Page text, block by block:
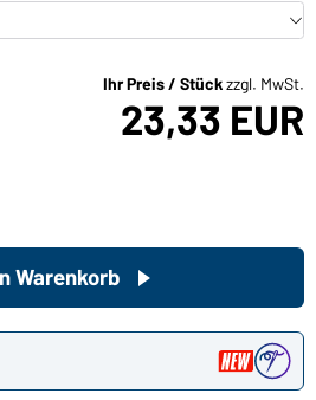
Ihr Preis / Stückzzgl. MwSt.
23,33 EUR
Warenkorb